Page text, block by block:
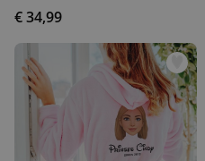
vriendinnen strand
€ 34,99